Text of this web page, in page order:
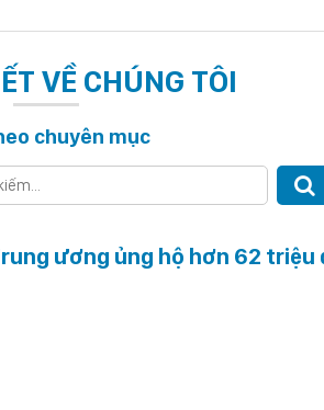
VỀ CHÚNG TÔI
chuyên mục
ương ủng hộ hơn 62 triệu